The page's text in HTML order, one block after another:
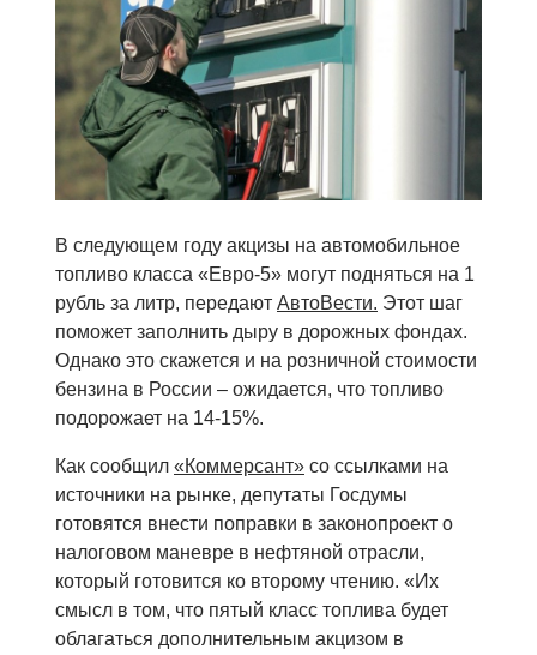
В следующем году акцизы на автомобильное
топливо класса «Евро-5» могут подняться на 1
рубль за литр, передают АвтоВести. Этот шаг
поможет заполнить дыру в дорожных фондах.
Однако это скажется и на розничной стоимости
бензина в России – ожидается, что топливо
подорожает на 14-15%.
Как сообщил «Коммерсант» со ссылками на
источники на рынке, депутаты Госдумы
готовятся внести поправки в законопроект о
налоговом маневре в нефтяной отрасли,
который готовится ко второму чтению. «Их
смысл в том, что пятый класс топлива будет
облагаться дополнительным акцизом в